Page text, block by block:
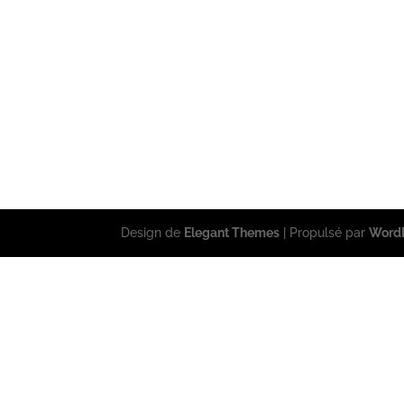
Design de Elegant Themes | Propulsé par